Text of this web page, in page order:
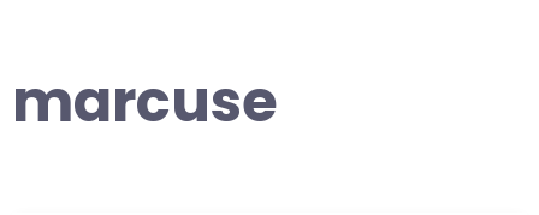
marcuse